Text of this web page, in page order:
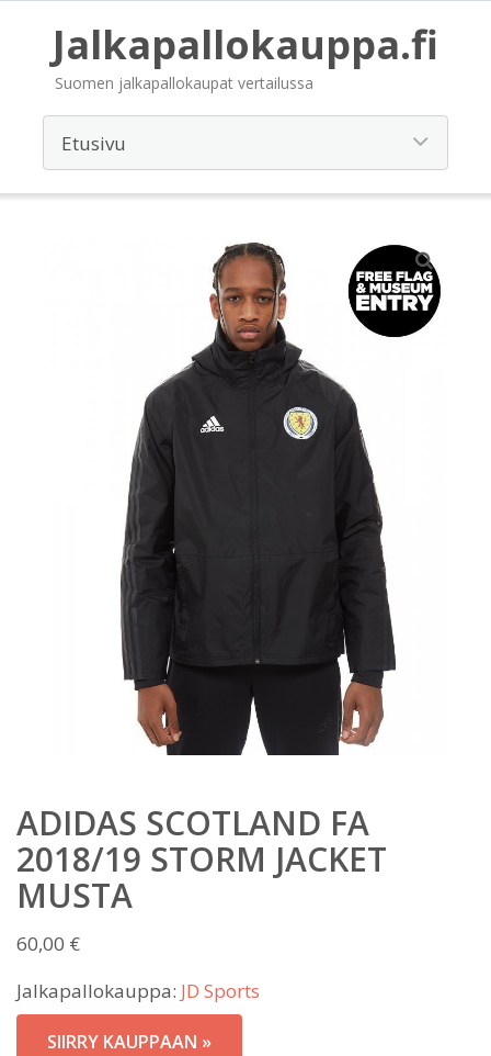
Jalkapallokauppa.fi
Suomen jalkapallokaupat vertailussa
ADIDAS SCOTLAND FA
2018/19 STORM JACKET
MUSTA
60,00 €
Jalkapallokauppa: JD Sports
SIIRRY KAUPPAAN »